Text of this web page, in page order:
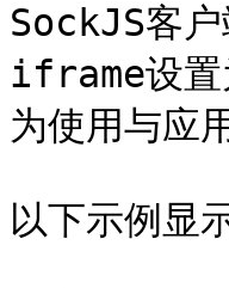
SockJS客
iframe设置
为使用与应
以下示例显